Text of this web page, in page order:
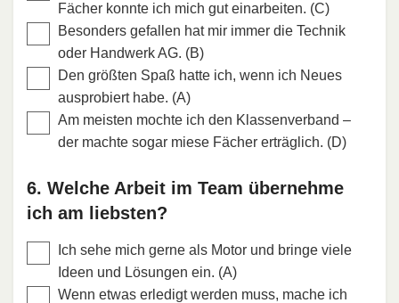
Fächer konnte ich mich gut einarbeiten. (C)
Besonders gefallen hat mir immer die Technik
oder Handwerk AG. (B)
Den größten Spaß hatte ich, wenn ich Neues
ausprobiert habe. (A)
Am meisten mochte ich den Klassenverband –
der machte sogar miese Fächer erträglich. (D)
6. Welche Arbeit im Team übernehme
ich am liebsten?
Ich sehe mich gerne als Motor und bringe viele
Ideen und Lösungen ein. (A)
Wenn etwas erledigt werden muss, mache ich